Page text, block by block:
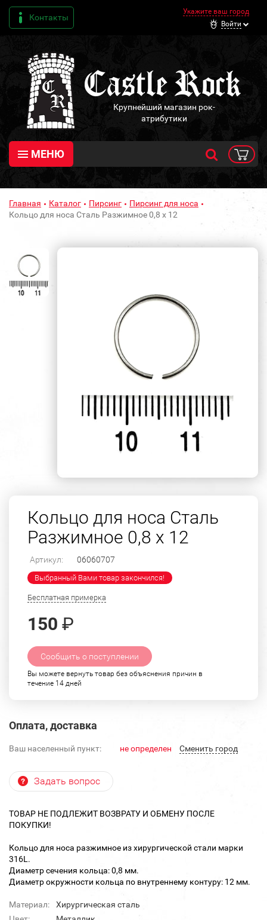
Контакты
Укажите ваш город
Войти
Крупнейший магазин рок-
атрибутики
МЕНЮ
Главная Каталог Пирсинг
Пирсинг для носа
Кольцо для носа Сталь Разжимное 0,8 х 12
Кольцо для носа Сталь
Разжимное 0,8 х 12
Артикул: 06060707
Выбранный Вами товар закончился!
Бесплатная примерка
150 ₽
Сообщить о поступлении
Вы можете вернуть товар без объяснения причин в
течение 14 дней
Оплата, доставка
Ваш населенный пункт: не определен Cменить город
Задать вопрос
ТОВАР НЕ ПОДЛЕЖИТ ВОЗВРАТУ И ОБМЕНУ ПОСЛЕ
ПОКУПКИ!
Кольцо для носа разжимное из хирургической стали марки
316L.
Диаметр сечения кольца: 0,8 мм.
Диаметр окружности кольца по внутреннему контуру: 12 мм.
Материал:
Хирургическая сталь